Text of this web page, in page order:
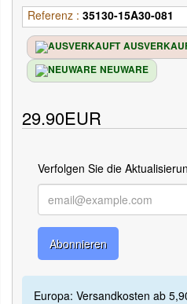
Referenz : 35130-15A30-081
NEUWARE
29.90EUR
Verfolgen Sie die
Abonnieren
Europa: Versandkosten ab